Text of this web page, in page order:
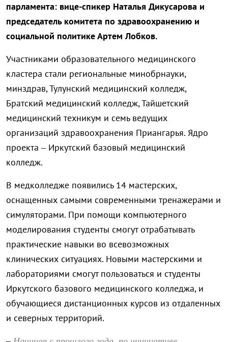
парламента: вице-спикер Наталья Дикусарова и
председатель комитета по здравоохранению и
социальной политике Артем Лобков.
Участниками образовательного медицинского
кластера стали региональные минобрнауки,
минздрав, Тулунский медицинский колледж,
Братский медицинский колледж, Тайшетский
медицинский техникум и семь ведущих
организаций здравоохранения Приангарья. Ядро
проекта – Иркутский базовый медицинский
колледж.
В медколледже появились 14 мастерских,
оснащенных самыми современными тренажерами и
симуляторами. При помощи компьютерного
моделирования студенты смогут отрабатывать
практические навыки во всевозможных
клинических ситуациях. Новыми мастерскими и
лабораториями смогут пользоваться и студенты
Иркутского базового медицинского колледжа, и
обучающиеся дистанционных курсов из отдаленных
и северных территорий.